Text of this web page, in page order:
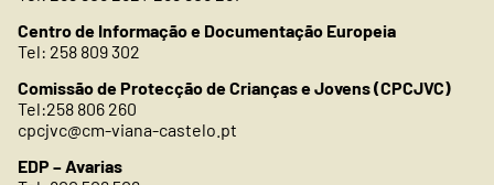
Centro de Informação e Documentação Europeia
Tel: 258 809 302
Comissão de Protecção de Crianças e Jovens (CPCJVC)
Tel:258 806 260
cpcjvc@cm-viana-castelo.pt
EDP – Avarias